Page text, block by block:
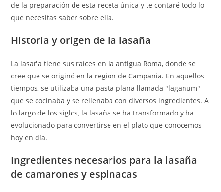
de la preparación de esta receta única y te contaré todo lo
que necesitas saber sobre ella.
Historia y origen de la lasaña
La lasaña tiene sus raíces en la antigua Roma, donde se
cree que se originó en la región de Campania. En aquellos
tiempos, se utilizaba una pasta plana llamada "laganum"
que se cocinaba y se rellenaba con diversos ingredientes. A
lo largo de los siglos, la lasaña se ha transformado y ha
evolucionado para convertirse en el plato que conocemos
hoy en día.
Ingredientes necesarios para la lasaña
de camarones y espinacas